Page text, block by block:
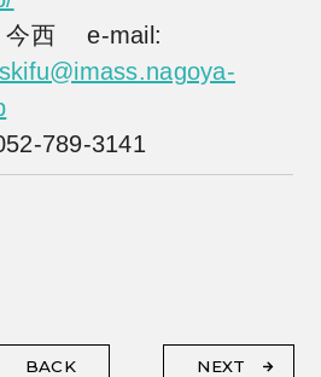
西 e-mail:
789-3141
NEXT
BACK